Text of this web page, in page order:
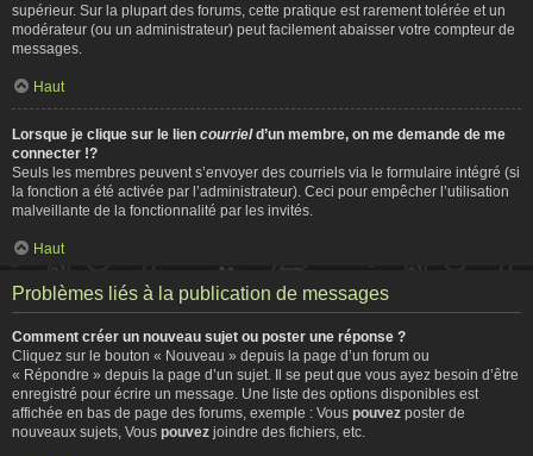
supérieur. Sur la plupart des forums, cette pratique est rarement tolérée et un
modérateur (ou un administrateur) peut facilement abaisser votre compteur de
messages.
Haut
Lorsque je clique sur le lien courrield’un membre, on me demande de me
connecter !?
Seuls les membres peuvent s’envoyer des courriels via le formulaire intégré (si
la fonction a été activée par l’administrateur). Ceci pour empêcher l’utilisation
malveillante de la fonctionnalité par les invités.
Haut
Problèmes liés à la publication de messages
Comment créer un nouveau sujet ou poster une réponse ?
Cliquez sur le bouton « Nouveau » depuis la page d’un forum ou
« Répondre » depuis la page d’un sujet. Il se peut que vous ayez besoin d’être
enregistré pour écrire un message. Une liste des options disponibles est
affichée en bas de page des forums, exemple : Vous pouvez poster de
nouveaux sujets, Vous pouvez joindre des fichiers, etc.